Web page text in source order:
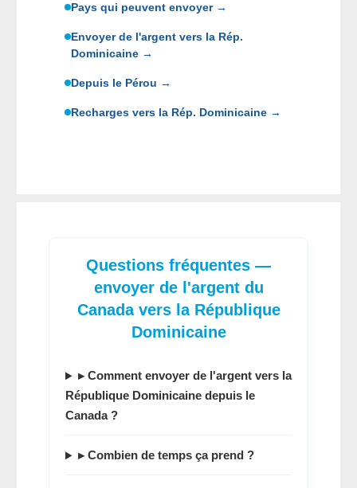
Pays qui peuvent envoyer →
Envoyer de l'argent vers la Rép.
Dominicaine →
Depuis le Pérou →
Recharges vers la Rép. Dominicaine →
Questions fréquentes —
envoyer de l'argent du
Canada vers la République
Dominicaine
▸ Comment envoyer de l'argent vers la
République Dominicaine depuis le
Canada?
▸ Combien de temps ça prend ?